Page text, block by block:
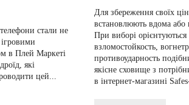
в Плей Маркеті
які
цей...
Для збереження своїх
встановлюють вдома або
При виборі
взломостойкость,
противоударность
якісне сховище з
в інтернет-магазині